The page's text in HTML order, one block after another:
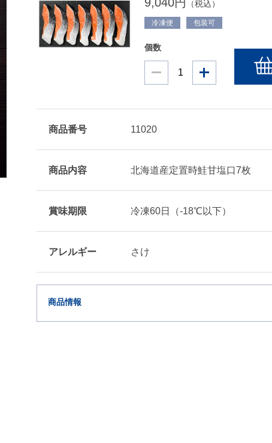
9,040円 （税込）
冷凍便 包装可
個数
商品番号 11020
商品内容 北海道産定置時鮭甘塩口7枚
賞味期限 冷凍60日（-18℃以下）
アレルギー さけ
商品情報